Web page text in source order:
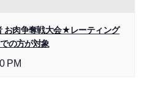
肉争奪戦大会★レーティング
の方が対象
PM